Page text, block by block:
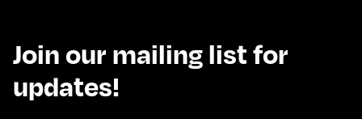
Join our mailing list for
updates!